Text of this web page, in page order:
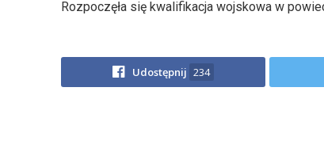
Rozpoczęła się kwalifikacja wojskowa w
Udostępnij 234